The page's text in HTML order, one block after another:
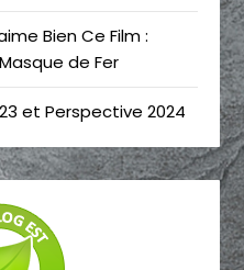
Bien Ce Film :
de Fer
et Perspective 2024